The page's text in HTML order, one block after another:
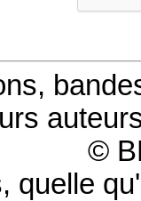
©
quelle